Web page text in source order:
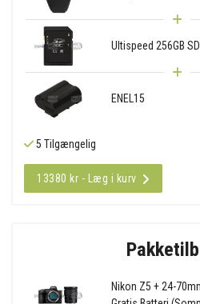
Ultispeed 256GB
ENEL15
5 Tilgængelig
13380 kr - Læg i kurv
Nikon Z5 + 24-